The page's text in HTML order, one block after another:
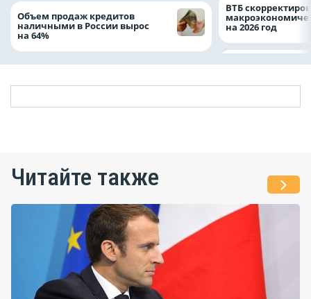
Объем продаж кредитов
наличными в России вырос
на 64%
ВТБ
на 2026 год
Читайте также